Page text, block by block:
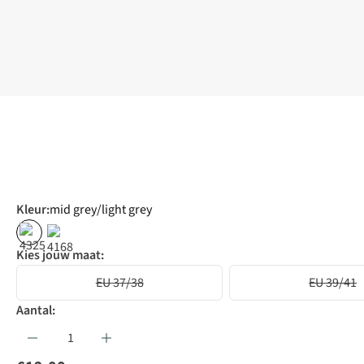
Kleur:mid grey/light grey
Kies jouw maat:
EU 37/38
EU 39/41
Aantal: